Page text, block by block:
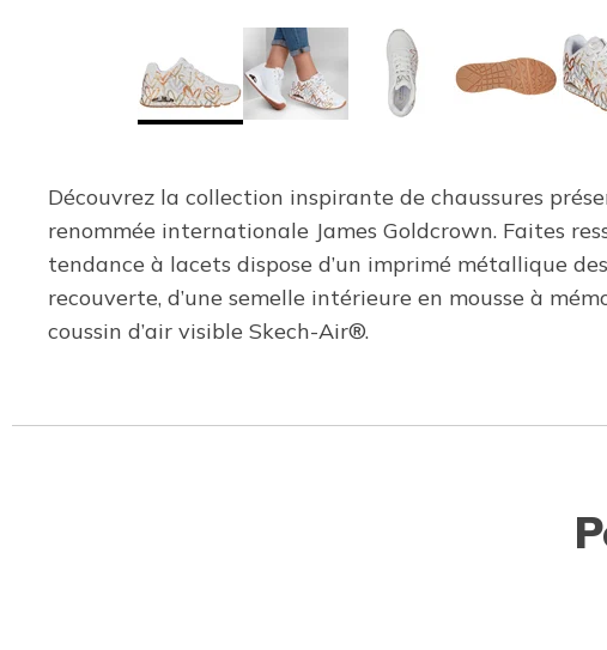
Découvrez la collection inspirante de chaussures
renommée internationale James Goldcrown. Faites
tendance à lacets dispose d’un imprimé métallique
recouverte, d’une semelle intérieure en mousse à
coussin d’air visible Skech-Air®.